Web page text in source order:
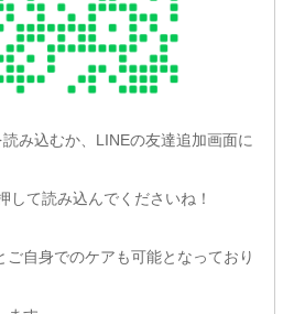
み込むか、LINEの友達追加画面に
して読み込んでくださいね！
自身でのケアも可能となっており